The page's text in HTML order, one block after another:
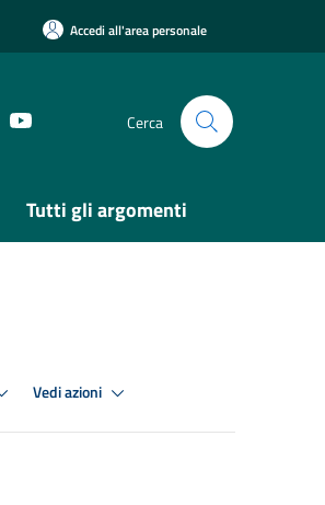
Accedi all'area personale
Cerca
Tutti gli argomenti
Vedi azioni